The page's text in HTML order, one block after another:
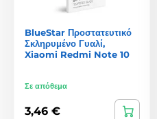
BlueStar Προστατευτικό
Σκληρυμένο Γυαλί,
Xiaomi Redmi Note 10
Σε απόθεμα
3,46 €